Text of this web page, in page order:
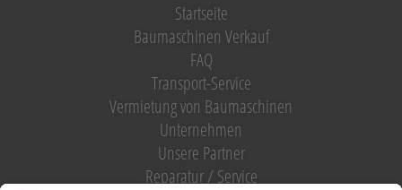
Startseite
Baumaschinen Verkauf
FAQ
Transport-Service
Vermietung von Baumaschinen
Unternehmen
Unsere Partner
Reparatur / Service